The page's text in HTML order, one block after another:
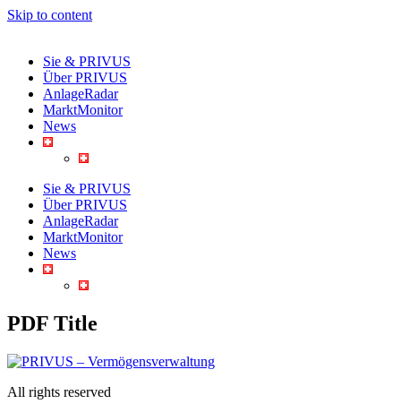
Skip to content
Sie & PRIVUS
Über PRIVUS
AnlageRadar
MarktMonitor
News
Sie & PRIVUS
Über PRIVUS
AnlageRadar
MarktMonitor
News
PDF Title
All rights reserved